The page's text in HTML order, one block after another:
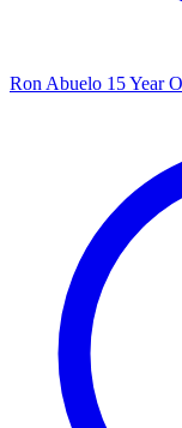
Ron Abuelo 15 Year